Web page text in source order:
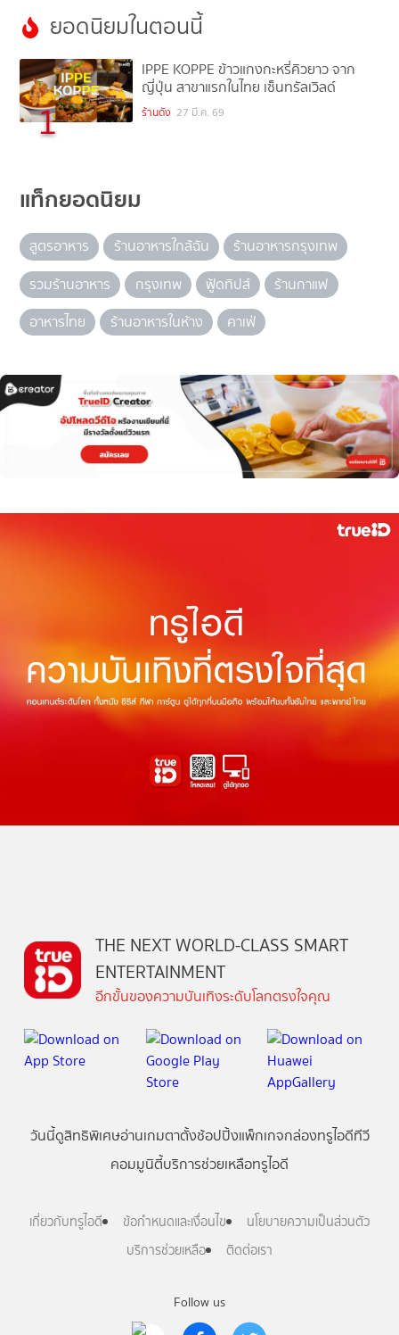
ยอดนิยมในตอนนี้
1
IPPE KOPPE ข้าวแกงกะหรี่คิวยาว จาก
ญี่ปุ่น สาขาแรกในไทย เซ็นทรัลเวิลด์
ร้านดัง 27 มี.ค. 69
แท็กยอดนิยม
สูตรอาหาร ร้านอาหารใกล้ฉัน
ร้านอาหารกรุงเทพ
รวมร้านอาหาร
กรุงเทพ ฟู้ดทิปส์
ร้านกาแฟ
อาหารไทย
ร้านอาหารในห้าง คาเฟ่
Follow us
THE NEXT WORLD-CLASS SMART
ENTERTAINMENT
อีกขั้นของความบันเทิงระดับโลกตรงใจคุณ
วันนี้ดูสิทธิพิเศษอ่านเกมตาตั้งช้อปปิ้งแพ็กเกจกล่องทรูไอดีทีวี
คอมมูนิตี้บริการช่วยเหลือทรูไอดี
เกี่ยวกับทรูไอดี ข้อกำหนดและเงื่อนไข
นโยบายความเป็นส่วนตัว
บริการช่วยเหลือ
ติดต่อเรา